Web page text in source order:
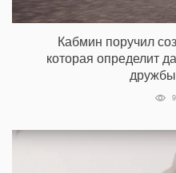
Кабмин поручил
которая определит